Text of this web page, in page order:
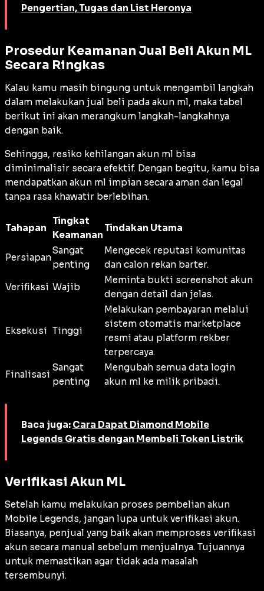
Pengertian, Tugas dan List Heronya
Prosedur Keamanan Jual Beli Akun ML
Secara Ringkas
Kalau kamu masih bingung untuk mengambil langkah
dalam melakukan jual beli pada akun ml, maka tabel
berikut ini akan merangkum langkah-langkahnya
dengan baik.
Sehingga, resiko kehilangan akun ml bisa
diminimalisir secara efektif. Dengan begitu, kamu bisa
mendapatkan akun ml impian secara aman dan legal
tanpa rasa khawatir berlebihan.
Tahapan
Tingkat
Keamanan
Tindakan Utama
Persiapan
Sangat
penting
Mengecek reputasi komunitas
dan calon rekan barter.
Verifikasi Wajib
Meminta bukti screenshot akun
dengan detail dan jelas.
Eksekusi Tinggi
Melakukan pembayaran melalui
sistem otomatis marketplace
resmi atau platform rekber
terpercaya.
Finalisasi
Sangat
penting
Mengubah semua data login
akun ml ke milik pribadi.
Baca juga: Cara Dapat Diamond Mobile
Legends Gratis dengan Membeli Token Listrik
Verifikasi Akun ML
Setelah kamu melakukan proses pembelian akun
Mobile Legends, jangan lupa untuk verifikasi akun.
Biasanya, penjual yang baik akan memproses verifikasi
akun secara manual sebelum menjualnya. Tujuannya
untuk memastikan agar tidak ada masalah
tersembunyi.